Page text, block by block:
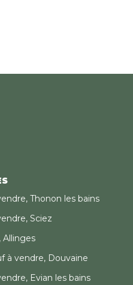
Thonon les bains
Sciez
Allinges
à vendre, Douvaine
Evian les bains